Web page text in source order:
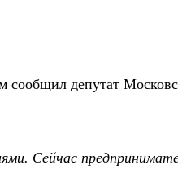
сообщил депутат
Сейчас